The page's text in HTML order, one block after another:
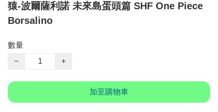
猿-波爾薩利諾 未來島蛋頭篇 SHF One Piece
Borsalino
數量
−
+
加至購物車